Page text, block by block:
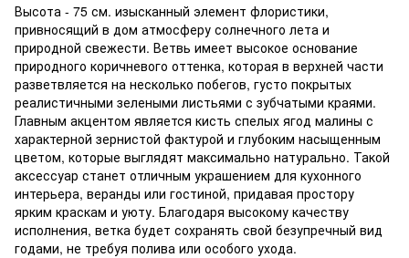
Высота - 75 см. изысканный элемент флористики,
привносящий в дом атмосферу солнечного лета и
природной свежести. Ветвь имеет высокое основание
природного коричневого оттенка, которая в верхней части
разветвляется на несколько побегов, густо покрытых
реалистичными зелеными листьями с зубчатыми краями.
Главным акцентом является кисть спелых ягод малины с
характерной зернистой фактурой и глубоким насыщенным
цветом, которые выглядят максимально натурально. Такой
аксессуар станет отличным украшением для кухонного
интерьера, веранды или гостиной, придавая простору
ярким краскам и уюту. Благодаря высокому качеству
исполнения, ветка будет сохранять свой безупречный вид
годами, не требуя полива или особого ухода.